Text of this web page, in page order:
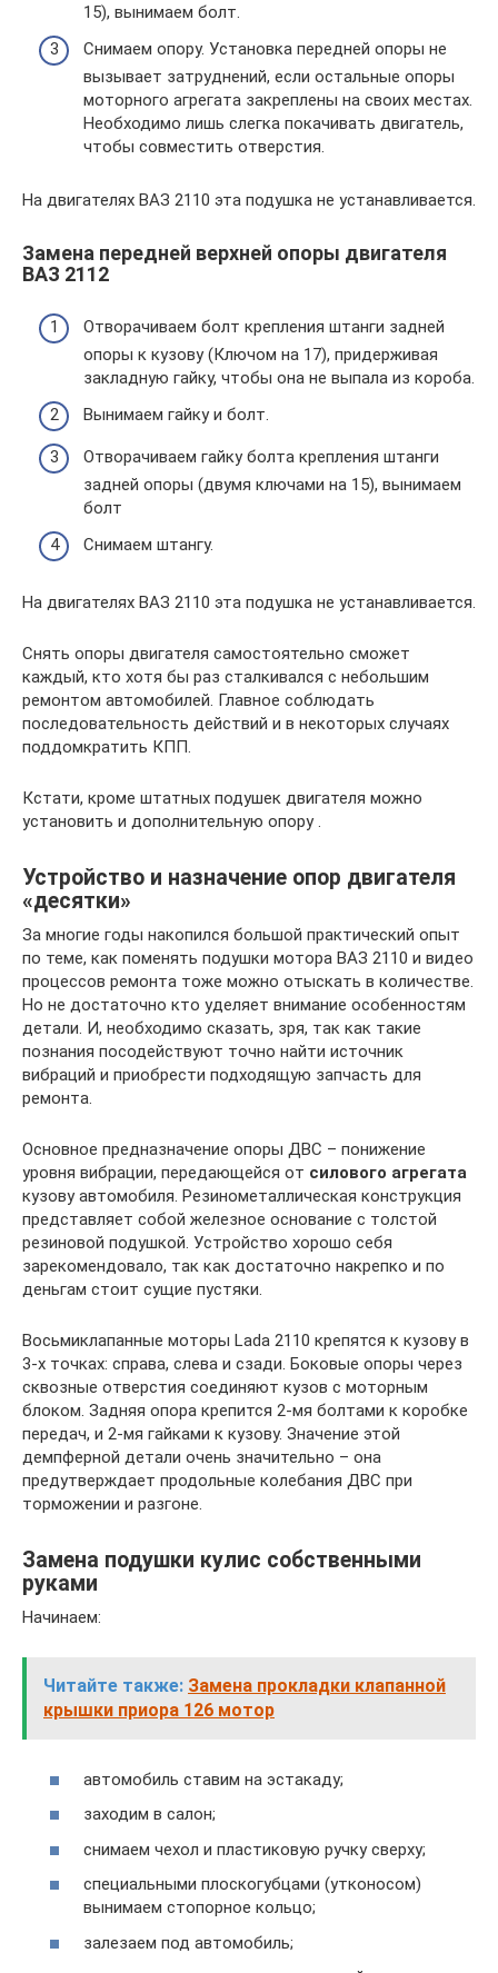
15), вынимаем болт.
Снимаем опору. Установка передней опоры не
вызывает затруднений, если остальные опоры
моторного агрегата закреплены на своих местах.
Необходимо лишь слегка покачивать двигатель,
чтобы совместить отверстия.
На двигателях ВАЗ 2110 эта подушка не устанавливается.
Замена передней верхней опоры двигателя
ВАЗ 2112
Отворачиваем болт крепления штанги задней
опоры к кузову (Ключом на 17), придерживая
закладную гайку, чтобы она не выпала из короба.
Вынимаем гайку и болт.
Отворачиваем гайку болта крепления штанги
задней опоры (двумя ключами на 15), вынимаем
болт
Снимаем штангу.
На двигателях ВАЗ 2110 эта подушка не устанавливается.
Снять опоры двигателя самостоятельно сможет
каждый, кто хотя бы раз сталкивался с небольшим
ремонтом автомобилей. Главное соблюдать
последовательность действий и в некоторых случаях
поддомкратить КПП.
Кстати, кроме штатных подушек двигателя можно
установить и дополнительную опору .
Устройство и назначение опор двигателя
«десятки»
За многие годы накопился большой практический опыт
по теме, как поменять подушки мотора ВАЗ 2110 и видео
процессов ремонта тоже можно отыскать в количестве.
Но не достаточно кто уделяет внимание особенностям
детали. И, необходимо сказать, зря, так как такие
познания посодействуют точно найти источник
вибраций и приобрести подходящую запчасть для
ремонта.
Основное предназначение опоры ДВС – понижение
уровня вибрации, передающейся от силового агрегата
кузову автомобиля. Резинометаллическая конструкция
представляет собой железное основание с толстой
резиновой подушкой. Устройство хорошо себя
зарекомендовало, так как достаточно накрепко и по
деньгам стоит сущие пустяки.
Восьмиклапанные моторы Lada 2110 крепятся к кузову в
3-х точках: справа, слева и сзади. Боковые опоры через
сквозные отверстия соединяют кузов с моторным
блоком. Задняя опора крепится 2-мя болтами к коробке
передач, и 2-мя гайками к кузову. Значение этой
демпферной детали очень значительно – она
предутверждает продольные колебания ДВС при
торможении и разгоне.
Замена подушки кулис собственными
руками
Начинаем:
Читайте также: Замена прокладки клапанной
крышки приора 126 мотор
автомобиль ставим на эстакаду;
заходим в салон;
снимаем чехол и пластиковую ручку сверху;
специальными плоскогубцами (утконосом)
вынимаем стопорное кольцо;
залезаем под автомобиль;